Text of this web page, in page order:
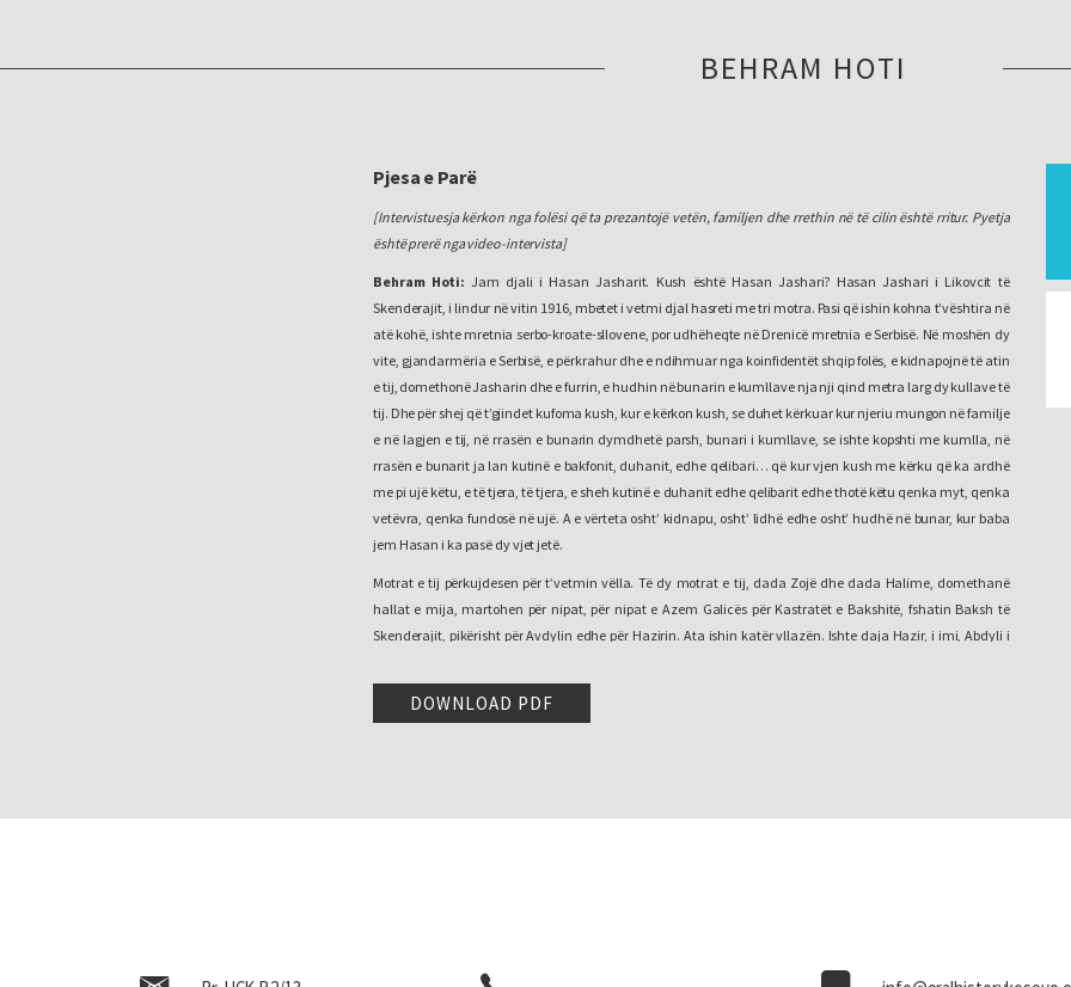
BEHRAM HOTI
Pjesa e Parë
[Intervistuesja kërkon nga folësi që ta prezantojë vetën, familjen dhe rrethin në të cilin është rritur. Pyetja
është prerë nga video-intervista]
Behram Hoti: Jam djali i Hasan Jasharit. Kush është Hasan Jashari? Hasan Jashari i Likovcit të
Skenderajit, i lindur në vitin 1916, mbetet i vetmi djal hasreti me tri motra. Pasi që ishin kohna t’vështira në
atë kohë, ishte mretnia serbo-kroate-sllovene, por udhëheqte në Drenicë mretnia e Serbisë. Në moshën dy
vite, gjandarmëria e Serbisë, e përkrahur dhe e ndihmuar nga koinfidentët shqip folës, e kidnapojnë të atin
e tij, domethonë Jasharin dhe e furrin, e hudhin në bunarin e kumllave nja nji qind metra larg dy kullave të
tij. Dhe për shej që t’gjindet kufoma kush, kur e kërkon kush, se duhet kërkuar kur njeriu mungon në familje
e në lagjen e tij, në rrasën e bunarin dymdhetë parsh, bunari i kumllave, se ishte kopshti me kumlla, në
rrasën e bunarit ja lan kutinë e bakfonit, duhanit, edhe qelibari… që kur vjen kush me kërku që ka ardhë
me pi ujë këtu, e të tjera, të tjera, e sheh kutinë e duhanit edhe qelibarit edhe thotë këtu qenka myt, qenka
vetëvra, qenka fundosë në ujë. A e vërteta osht’ kidnapu, osht’ lidhë edhe osht’ hudhë në bunar, kur baba
jem Hasan i ka pasë dy vjet jetë.
Motrat e tij përkujdesen për t’vetmin vëlla. Të dy motrat e tij, dada Zojë dhe dada Halime, domethanë
hallat e mija, martohen për nipat, për nipat e Azem Galicës për Kastratët e Bakshitë, fshatin Baksh të
Skenderajit, pikërisht për Avdylin edhe për Hazirin. Ata ishin katër vllazën. Ishte daja Hazir, i imi, Abdyli i
masakrën e Tivarit në Mal të Zi.
Me mija, afër katër mijë deri në tetë mijë shqiptar nga t’gjitha trojet e Kosovës, që eshalonet [kolonë] e tyne i
DOWNLOAD PDF